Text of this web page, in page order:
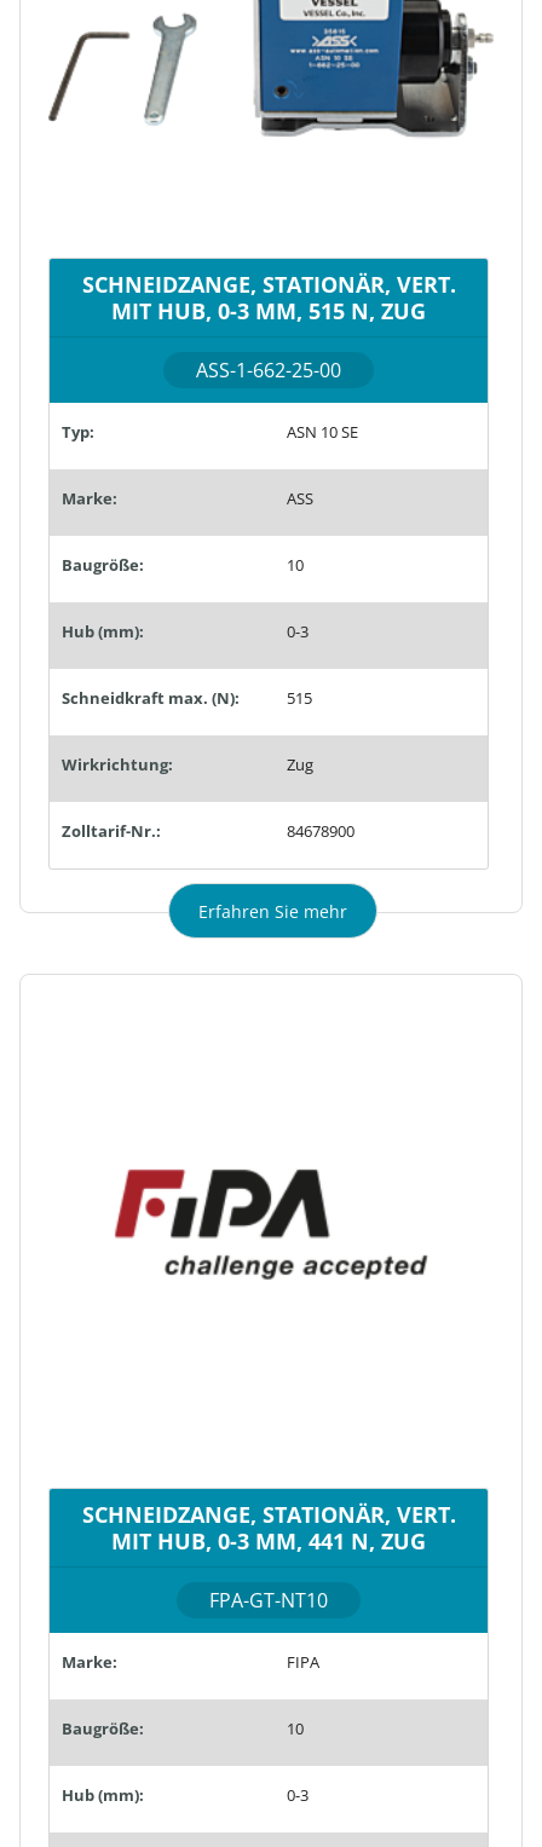
SCHNEIDZANGE, STATIONÄR, VERT.
MIT HUB, 0-3 MM, 515 N, ZUG
ASS-1-662-25-00
Typ: ASN 10 SE
Marke: ASS
Baugröße: 10
Hub (mm): 0-3
Schneidkraft max. (N): 515
Wirkrichtung: Zug
Zolltarif-Nr.: 84678900
Erfahren Sie mehr
SCHNEIDZANGE, STATIONÄR, VERT.
MIT HUB, 0-3 MM, 441 N, ZUG
FPA-GT-NT10
Marke: FIPA
Baugröße: 10
Hub (mm): 0-3